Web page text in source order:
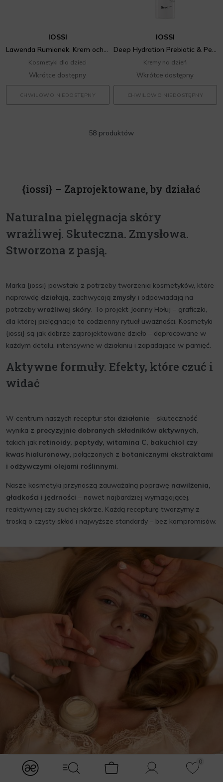
modules.Navbar.menuLabels.logo
modules.Navbar.menuLabels.menuWithSearch
Koszyk Konto
0
Ulubione
IOSSI
Lawenda Rumianek. Krem ochronny dla dzieci
Kosmetyki dla dzieci
Wkrótce dostępny
CHWILOWO NIEDOSTĘPNY
IOSSI
Deep Hydration Prebiotic & Peptide Rejuvenating Face Cream
Kremy na dzień
Wkrótce dostępny
CHWILOWO NIEDOSTĘPNY
58 produktów
{iossi} – Zaprojektowane, by działać
Naturalna pielęgnacja skóry
wrażliwej. Skuteczna. Zmysłowa.
Stworzona z pasją.
Marka {iossi} powstała z potrzeby tworzenia kosmetyków, które
naprawdę działają, zachwycają zmysły i odpowiadają na
potrzeby wrażliwej skóry. To projekt Joanny Hołuj – graficzki,
dla której pielęgnacja to codzienny rytuał uważności. Kosmetyki
{iossi} są jak dobrze zaprojektowane dzieło – dopracowane w
każdym detalu, intensywne w działaniu i zapadające w pamięć.
Aktywne formuły. Efekty, które czuć i
widać
W centrum naszych receptur stoi działanie – skuteczność
wynika z precyzyjnie dobranych składników aktywnych,
takich jak retinoidy, peptydy, witamina C, bakuchiol czy
kwas hialuronowy, połączonych z botanicznymi ekstraktami
i odżywczymi olejami roślinnymi.
Nasze kosmetyki przynoszą zauważalną poprawę nawilżenia,
gładkości i jędrności – nawet najbardziej wymagającej,
reaktywnej czy suchej skórze. Każdą recepturę tworzymy z
troską o czysty skład i najwyższe standardy – bez kompromisów.